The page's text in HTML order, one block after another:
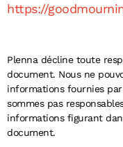
https://
Plenna décline toute
document. Nous ne
informations fournies
sommes pas
informations figurant
document.